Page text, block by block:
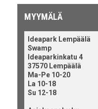
MYYMÄLÄ
Ideapark Lempäälä
Swamp
Ideaparkinkatu 4
37570 Lempäälä
Ma-Pe 10-20
La 10-18
Su 12-18